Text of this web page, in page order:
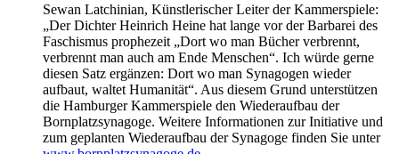
Sewan Latchinian, Künstlerischer Leiter der Kammerspiele:
„Der Dichter Heinrich Heine hat lange vor der Barbarei des
Faschismus prophezeit „Dort wo man Bücher verbrennt,
verbrennt man auch am Ende Menschen“. Ich würde gerne
diesen Satz ergänzen: Dort wo man Synagogen wieder
aufbaut, waltet Humanität“. Aus diesem Grund unterstützen
die Hamburger Kammerspiele den Wiederaufbau der
Bornplatzsynagoge. Weitere Informationen zur Initiative und
zum geplanten Wiederaufbau der Synagoge finden Sie unter